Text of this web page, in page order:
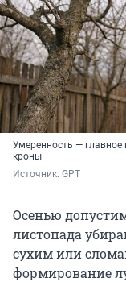
Умеренность — главное
кроны
Источник: GPT
Осенью
листопада
сухим или
формирование